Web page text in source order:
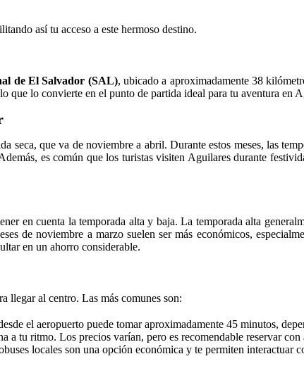
así tu acceso a este hermoso destino.
de El Salvador (SAL), ubicado a aproximadamente 38
que lo convierte en el punto de partida ideal para tu aventura en
seca, que va de noviembre a abril. Durante estos meses, las
es común que los turistas visiten Aguilares durante
en cuenta la temporada alta y baja. La temporada alta
de noviembre a marzo suelen ser más económicos,
en un ahorro considerable.
llegar al centro. Las más comunes son:
el aeropuerto puede tomar aproximadamente 45 minutos,
a tu ritmo. Los precios varían, pero es recomendable reservar
locales son una opción económica y te permiten interactuar